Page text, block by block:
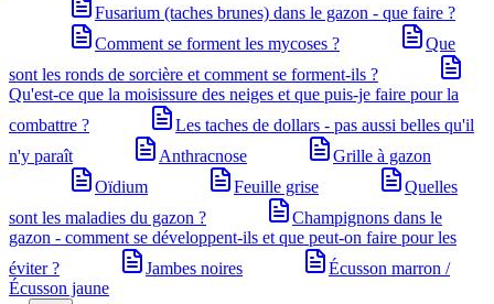
Fusarium (taches brunes) dans le gazon - que faire ?
Comment se forment les mycoses ?
Que
sont les ronds de sorcière et comment se forment-ils ?
Qu'est-ce que la moisissure des neiges et que puis-je faire pour la
combattre ?
Les taches de dollars - pas aussi belles qu'il
n'y paraît
Anthracnose
Grille à gazon
Oïdium
Feuille grise
Quelles
sont les maladies du gazon ?
Champignons dans le
gazon - comment se développent-ils et que peut-on faire pour les
éviter ?
Jambes noires
Écusson marron /
Écusson jaune